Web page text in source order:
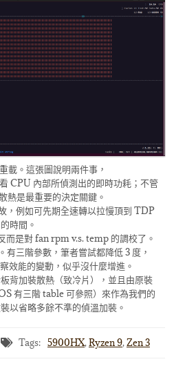
載。這張圖說明兩件事，
CPU 內部所偵測出的即時功耗；不管
熱是最重要的決定關鍵。
，例如可先期全速轉以拉慢頂到 TDP
的時間。
而是對 fan rpm v.s. temp 的調校了。
三階參數，筆者嘗試都降低 3 度，
效能的變動，似乎沒什麼增進。
背加裝散熱（致冷片），並且由原裝
有三階 table 可參照）來作為我們的
以省略多餘不準的偵溫加裝。
Tags: 5900HX,Ryzen 9,Zen 3